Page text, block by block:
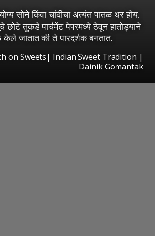
सोने किंवा चांदीचा अत्यंत पातळ थर होय.
छोटे तुकडे पार्चमेंट पेपरमध्ये ठेवून हातोड्याने
जातात की ते पारदर्शक बनतात.
on Sweets| Indian Sweet Tradition |
Dainik Gomantak